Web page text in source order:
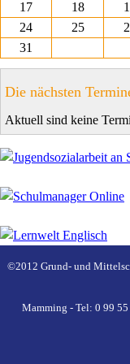
17
18
24
25
31
Die nächsten
Aktuell sind keine
©2012 Grund- und
Mamming - Tel: 0 99